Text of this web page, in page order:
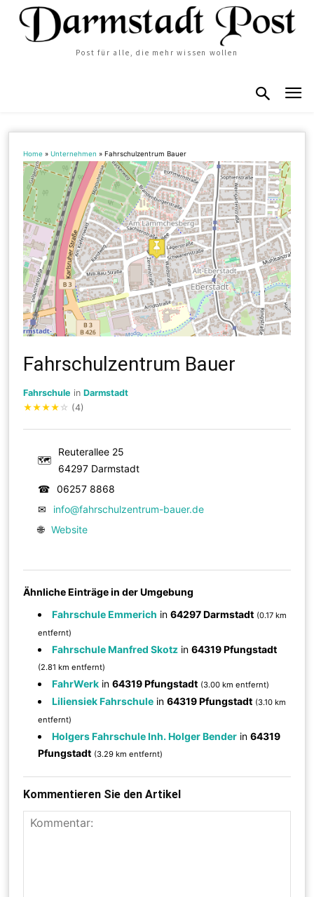
Post für alle, die mehr wissen wollen
Home »Unternehmen »Fahrschulzentrum Bauer
Fahrschulzentrum Bauer
Fahrschule inDarmstadt
★★★★ ☆ (4)
🗺
Reuterallee 25
64297 Darmstadt
☎
06257 8868
✉
info@fahrschulzentrum-bauer.de
🌐 Website
Ähnliche Einträge in der Umgebung
Fahrschule Emmerich in64297 Darmstadt (0.17 km
entfernt)
Fahrschule Manfred Skotz in64319 Pfungstadt
(2.81 km entfernt)
FahrWerk in64319 Pfungstadt (3.00 km entfernt)
Liliensiek Fahrschule in64319 Pfungstadt (3.10 km
entfernt)
Holgers Fahrschule Inh. Holger Bender in64319
Pfungstadt (3.29 km entfernt)
Kommentieren Sie den Artikel